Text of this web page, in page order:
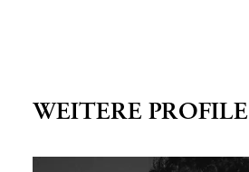
WEITERE PROFILE